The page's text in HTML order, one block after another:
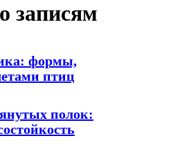
записям
формы,
птиц
полок: